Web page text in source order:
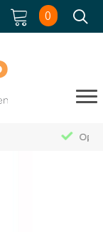
0
dezelfde dag